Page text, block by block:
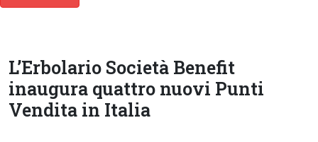
L’Erbolario Società Benefit
inaugura quattro nuovi Punti
Vendita in Italia